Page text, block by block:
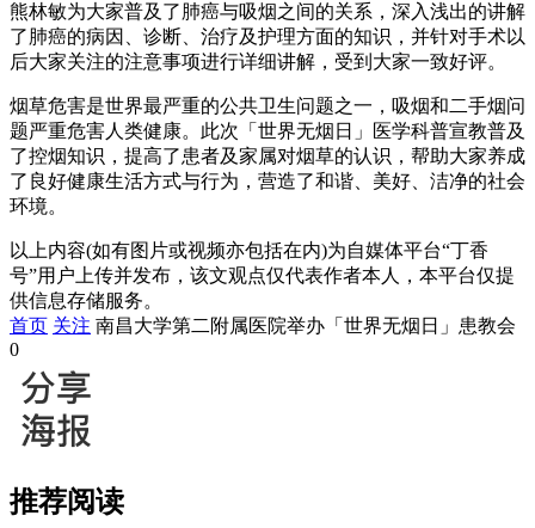
熊林敏为大家普及了肺癌与吸烟之间的关系，深入浅出的讲解
了肺癌的病因、诊断、治疗及护理方面的知识，并针对手术以
后大家关注的注意事项进行详细讲解，受到大家一致好评。
烟草危害是世界最严重的公共卫生问题之一，吸烟和二手烟问
题严重危害人类健康。此次「世界无烟日」医学科普宣教普及
了控烟知识，提高了患者及家属对烟草的认识，帮助大家养成
了良好健康生活方式与行为，营造了和谐、美好、洁净的社会
环境。
以上内容(如有图片或视频亦包括在内)为自媒体平台“丁香
号”用户上传并发布，该文观点仅代表作者本人，本平台仅提
供信息存储服务。
首页 关注 南昌大学第二附属医院举办「世界无烟日」患教会
0
推荐阅读